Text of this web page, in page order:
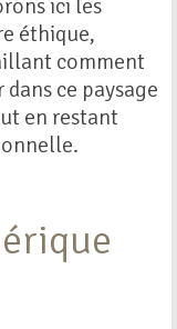
ici les
éthique,
comment
ce paysage
en restant